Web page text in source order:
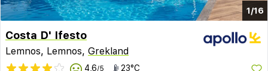
1/16
Costa D' Ifesto
Lemnos, Lemnos, Grekland
4,6/5 23°C